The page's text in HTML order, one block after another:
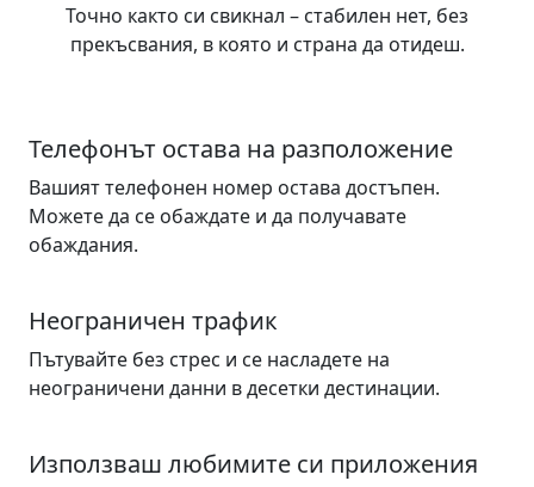
Точно както си свикнал – стабилен нет, без
прекъсвания, в която и страна да отидеш.
Телефонът остава на разположение
Вашият телефонен номер остава достъпен.
Можете да се обаждате и да получавате
обаждания.
Неограничен трафик
Пътувайте без стрес и се насладете на
неограничени данни в десетки дестинации.
Използваш любимите си приложения